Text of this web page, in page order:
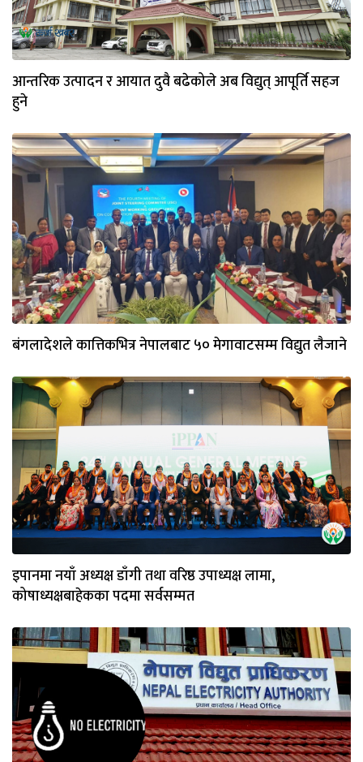
आन्तरिक उत्पादन र आयात दुवै बढेकोले अब विद्युत् आपूर्ति सहज
हुने
बंगलादेशले कात्तिकभित्र नेपालबाट ५० मेगावाटसम्म विद्युत लैजाने
इपानमा नयाँ अध्यक्ष डाँगी तथा वरिष्ठ उपाध्यक्ष लामा,
कोषाध्यक्षबाहेकका पदमा सर्वसम्मत